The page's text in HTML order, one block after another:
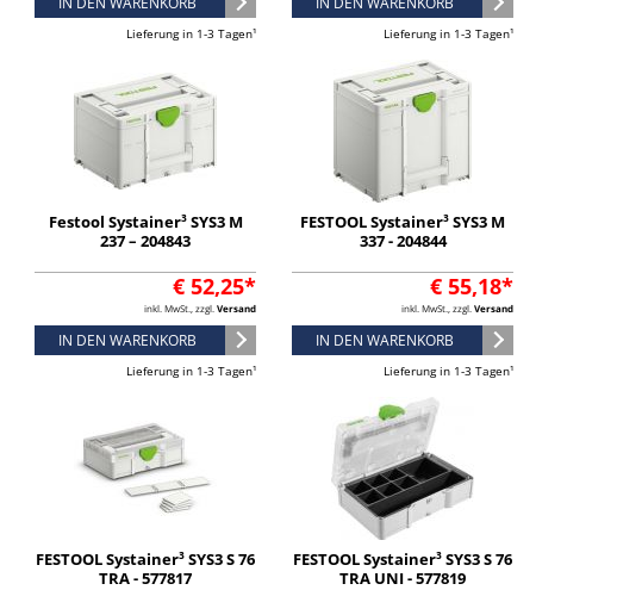
Lieferung in 1-3 Tagen¹ Lieferung in 1-3 Tagen¹
Festool Systainer³ SYS3 M
237 – 204843
€ 52,25*
inkl. MwSt., zzgl. Versand
IN DEN WARENKORB
Lieferung in 1-3 Tagen¹
FESTOOL Systainer³ SYS3 M
337 - 204844
€ 55,18*
inkl. MwSt., zzgl. Versand
IN DEN WARENKORB
Lieferung in 1-3 Tagen¹
FESTOOL Systainer³ SYS3 S 76
TRA - 577817
FESTOOL Systainer³ SYS3 S 76
TRA UNI - 577819